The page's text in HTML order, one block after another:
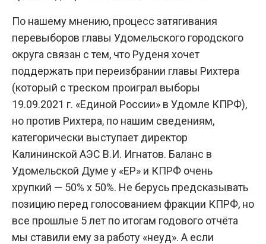
По нашему мнению, процесс затягивания
перевыборов главы Удомельского городского
округа связан с тем, что Руденя хочет
поддержать при переизбрании главы Рихтера
(который с треском проиграл выборы
19.09.2021 г. «Единой России» в Удомле КПРФ),
но против Рихтера, по нашим сведениям,
категорически выступает директор
Калининской АЭС В.И. Игнатов. Баланс в
Удомельской Думе у «ЕР» и КПРФ очень
хрупкий — 50% х 50%. Не берусь предсказывать
позицию перед голосованием фракции КПРФ, но
все прошлые 5 лет по итогам годового отчёта
мы ставили ему за работу «неуд». А если